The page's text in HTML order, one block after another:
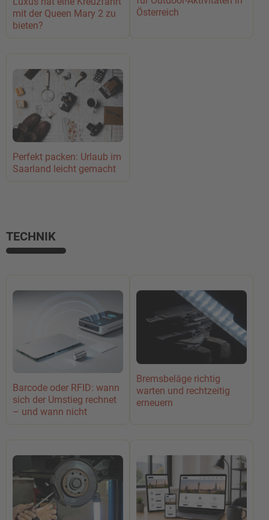
mit der Queen Mary 2 zu
bieten?
Österreich
Perfekt packen: Urlaub im
Saarland leicht gemacht
TECHNIK
Barcode oder RFID: wann
sich der Umstieg rechnet
– und wann nicht
Bremsbeläge richtig
warten und rechtzeitig
erneuern